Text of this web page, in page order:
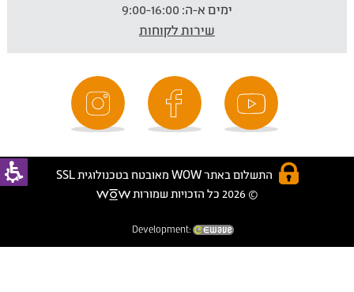
ימים א-ה:
שירות לקוחות
התשלום באתר WOW מאובטח בטכנולוגית SSL
© 2026 כל הזכויות שמורות
Development: